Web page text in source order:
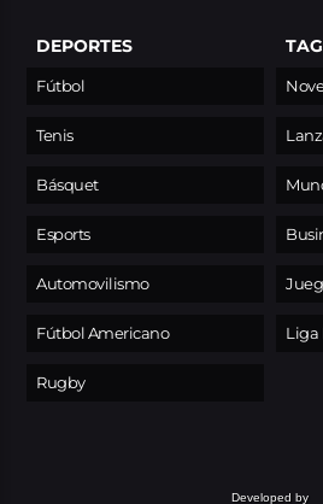
DEPORTES
Fútbol
Tenis
Básquet
Esports
Automovilismo
Fútbol Americano
Rugby
Liga
Developed by